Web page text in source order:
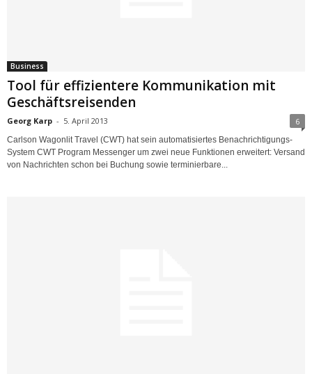
Business
Tool für effizientere Kommunikation mit
Geschäftsreisenden
Georg Karp - 5. April 2013 6
Carlson Wagonlit Travel (CWT) hat sein automatisiertes Benachrichtigungs-
System CWT Program Messenger um zwei neue Funktionen erweitert: Versand
von Nachrichten schon bei Buchung sowie terminierbare...